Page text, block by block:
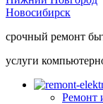
Новосибирск
срочный ремонт
услуги
Ремонт